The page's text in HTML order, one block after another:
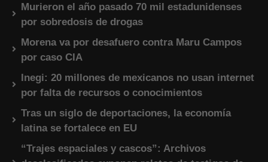
Murieron el año pasado 70 mil estadunidenses
por sobredosis de drogas
Morena va por desafuero contra Maru Campos
por caso CIA
Inegi: 20 millones de mexicanos no usan internet
por falta de recursos o conocimientos
Tras un siglo de deportaciones, la economía
latina se fortalece en EU
“Trajes espaciales y cascos”: Archivos